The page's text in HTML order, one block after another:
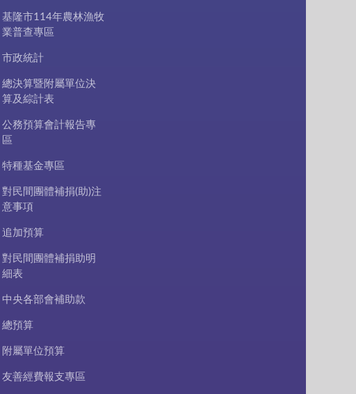
基隆市114年農林漁牧
業普查專區
市政統計
總決算暨附屬單位決
算及綜計表
公務預算會計報告專
區
特種基金專區
對民間團體補捐(助)注
意事項
追加預算
對民間團體補捐助明
細表
中央各部會補助款
總預算
附屬單位預算
友善經費報支專區